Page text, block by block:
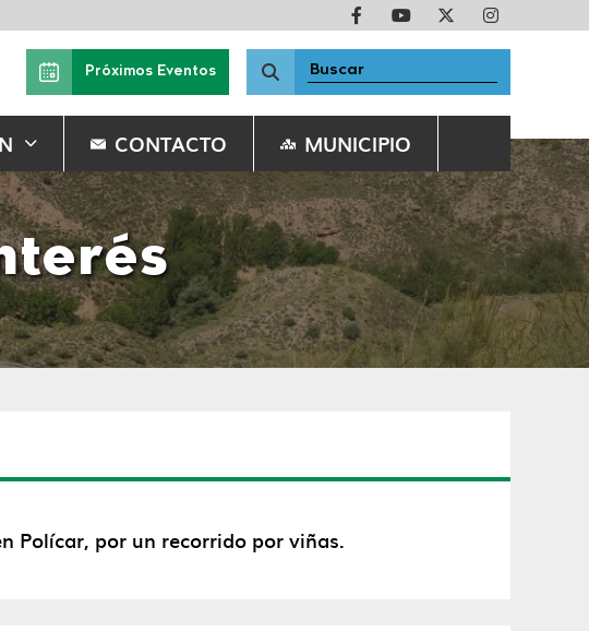
Próximos Eventos
CONTACTO MUNICIPIO
Polícar, por un recorrido por viñas.